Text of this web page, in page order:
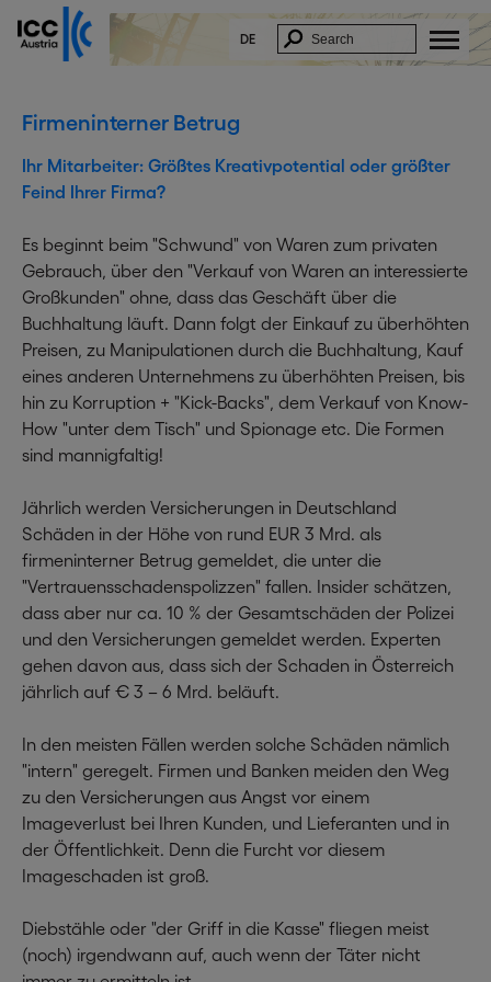
DE
Firmeninterner Betrug
Ihr Mitarbeiter: Größtes Kreativpotential oder größter
Feind Ihrer Firma?
Es beginnt beim "Schwund" von Waren zum privaten
Gebrauch, über den "Verkauf von Waren an interessierte
Großkunden" ohne, dass das Geschäft über die
Buchhaltung läuft. Dann folgt der Einkauf zu überhöhten
Preisen, zu Manipulationen durch die Buchhaltung, Kauf
eines anderen Unternehmens zu überhöhten Preisen, bis
hin zu Korruption + "Kick-Backs", dem Verkauf von Know-
How "unter dem Tisch" und Spionage etc. Die Formen
sind mannigfaltig!
Jährlich werden Versicherungen in Deutschland
Schäden in der Höhe von rund EUR 3 Mrd. als
firmeninterner Betrug gemeldet, die unter die
"Vertrauensschadenspolizzen" fallen. Insider schätzen,
dass aber nur ca. 10 % der Gesamtschäden der Polizei
und den Versicherungen gemeldet werden. Experten
gehen davon aus, dass sich der Schaden in Österreich
jährlich auf € 3 – 6 Mrd. beläuft.
In den meisten Fällen werden solche Schäden nämlich
"intern" geregelt. Firmen und Banken meiden den Weg
zu den Versicherungen aus Angst vor einem
Imageverlust bei Ihren Kunden, und Lieferanten und in
der Öffentlichkeit. Denn die Furcht vor diesem
Imageschaden ist groß.
Diebstähle oder "der Griff in die Kasse" fliegen meist
(noch) irgendwann auf, auch wenn der Täter nicht